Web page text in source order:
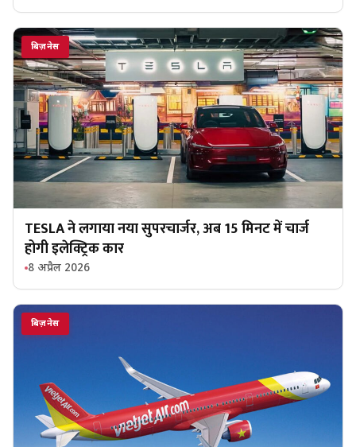
बिज़नेस
TESLA ने लगाया नया सुपरचार्जर, अब 15 मिनट में चार्ज
होगी इलेक्ट्रिक कार
8 अप्रैल 2026
बिज़नेस